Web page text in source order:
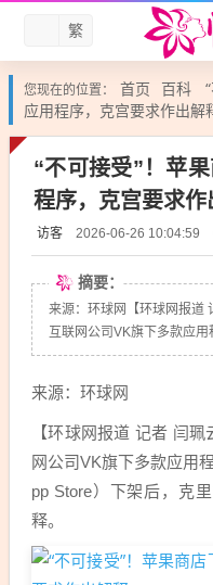
繁
您现在的位置： 首页 百科
应用程序，克宫要求作出解
“不可接受”！苹
程序，克宫要求作
访客 2026-06-26 10:04:59
摘要：
来源：环球网【环球网报道
互联网公司VK旗下多款应
来源：环球网
【环球网报道 记者 闫
网公司VK旗下多款应用
pp Store）下架后，克
释。